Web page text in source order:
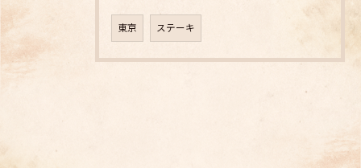
東京 ステーキ